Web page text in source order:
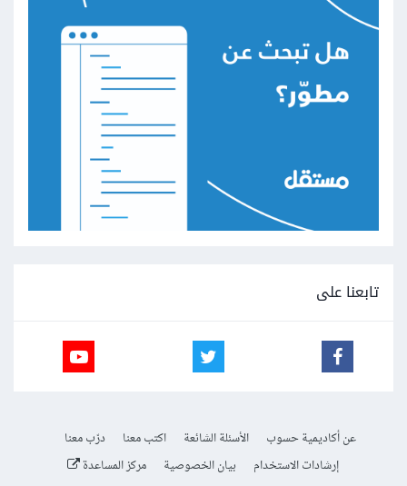
تابعنا على
عن أكاديمية حسوب الأسئلة الشائعة اكتب معنا
درّب معنا
إرشادات الاستخدام
بيان الخصوصية مركز المساعدة